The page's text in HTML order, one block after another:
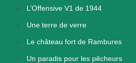
L’Offensive V1 de 1944
Une terre de verre
Le château fort de Rambures
Un paradis pour les pêcheurs